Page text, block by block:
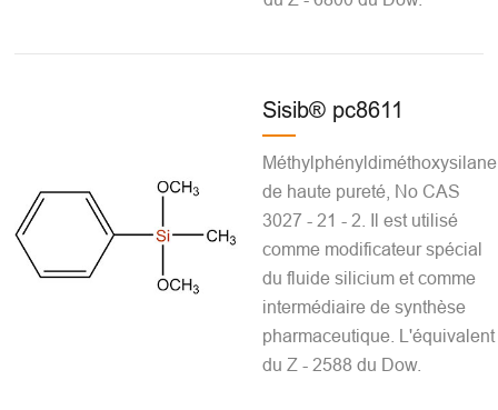
Sisib® pc8611
Méthylphényldiméthoxysilane
de haute pureté, No CAS
3027 - 21 - 2. Il est utilisé
comme modificateur spécial
du fluide silicium et comme
intermédiaire de synthèse
pharmaceutique. L'équivalent
du Z - 2588 du Dow.